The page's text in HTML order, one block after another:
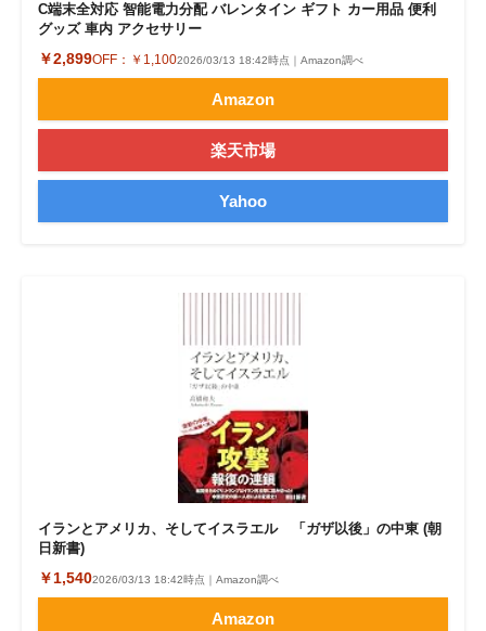
C端末全対応 智能電力分配 バレンタイン ギフト カー用品 便利
グッズ 車内 アクセサリー
￥2,899OFF： ￥1,1002026/03/13 18:42時点｜Amazon調べ
Amazon
楽天市場
Yahoo
イランとアメリカ、そしてイスラエル 「ガザ以後」の中東 (朝
日新書)
￥1,5402026/03/13 18:42時点｜Amazon調べ
Amazon